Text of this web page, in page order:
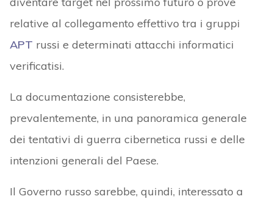
relative al collegamento effettivo tra i gruppi
APT russi e determinati attacchi informatici
verificatisi.
La documentazione consisterebbe,
prevalentemente, in una panoramica generale
dei tentativi di guerra cibernetica russi e delle
intenzioni generali del Paese.
Il Governo russo sarebbe, quindi, interessato a